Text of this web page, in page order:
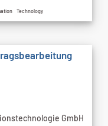
Technology
GmbH